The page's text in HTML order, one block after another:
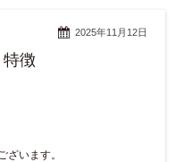
2025年11月12日
徴
ざいます。